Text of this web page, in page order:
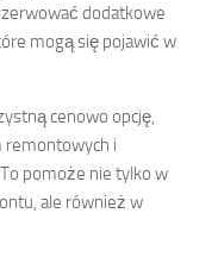
dodatkowe
mogą się pojawić w
cenowo opcję,
remontowych i
pomoże nie tylko w
ale również w